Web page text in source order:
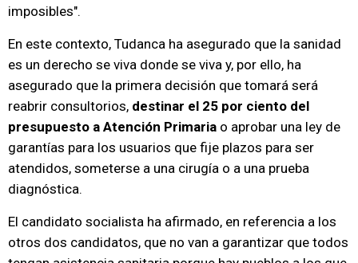
imposibles".
En este contexto, Tudanca ha asegurado que la sanidad
es un derecho se viva donde se viva y, por ello, ha
asegurado que la primera decisión que tomará será
reabrir consultorios, destinar el 25 por ciento del
presupuesto a Atención Primaria o aprobar una ley de
garantías para los usuarios que fije plazos para ser
atendidos, someterse a una cirugía o a una prueba
diagnóstica.
El candidato socialista ha afirmado, en referencia a los
otros dos candidatos, que no van a garantizar que todos